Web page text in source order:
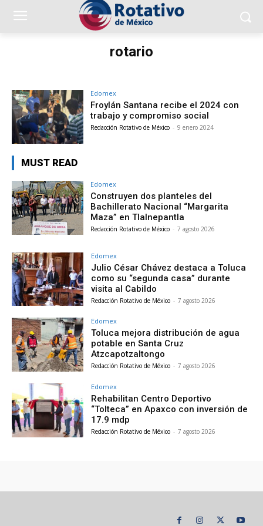
rotario
Edomex
Froylán Santana recibe el 2024 con
trabajo y compromiso social
Redacción Rotativo de México - 9 enero 2024
MUST READ
Edomex
Construyen dos planteles del
Bachillerato Nacional “Margarita
Maza” en Tlalnepantla
Redacción Rotativo de México - 7 agosto 2026
Edomex
Julio César Chávez destaca a Toluca
como su “segunda casa” durante
visita al Cabildo
Redacción Rotativo de México - 7 agosto 2026
Edomex
Toluca mejora distribución de agua
potable en Santa Cruz
Atzcapotzaltongo
Redacción Rotativo de México - 7 agosto 2026
Edomex
Rehabilitan Centro Deportivo
“Tolteca” en Apaxco con inversión de
17.9 mdp
Redacción Rotativo de México - 7 agosto 2026